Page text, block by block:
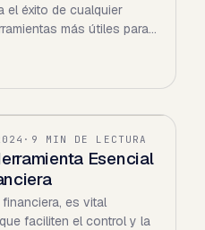
el éxito de cualquier
más útiles para…
· 9 MIN DE LECTURA
Esencial
es vital
faciliten el control y la